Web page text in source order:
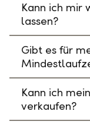
Kann ich mir
lassen?
Gibt es für
Kann ich
verkaufen?